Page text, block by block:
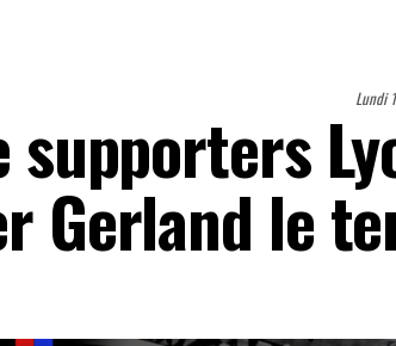
Lundi
supporters
Gerland le